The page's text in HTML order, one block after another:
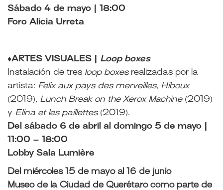
Sábado 4 de mayo | 18:00
Foro Alicia Urreta
♦ARTES VISUALES | Loop boxes
Instalación de tres loop boxesrealizadas por la
artista: Felix aux pays des merveilles, Hiboux
(2019), Lunch Break on the Xerox Machine(2019)
y Elina et les paillettes(2019).
Del sábado 6 de abril al domingo 5 de mayo |
11:00 – 18:00
Lobby Sala Lumière
Del miércoles 15 de mayo al 16 de junio
Museo de la Ciudad de Querétaro como parte de